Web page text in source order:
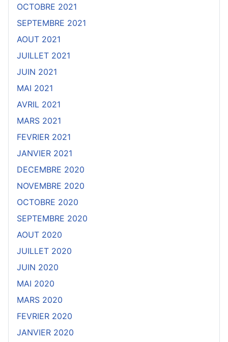
OCTOBRE 2021
SEPTEMBRE 2021
AOUT 2021
JUILLET 2021
JUIN 2021
MAI 2021
AVRIL 2021
MARS 2021
FEVRIER 2021
JANVIER 2021
DECEMBRE 2020
NOVEMBRE 2020
OCTOBRE 2020
SEPTEMBRE 2020
AOUT 2020
JUILLET 2020
JUIN 2020
MAI 2020
MARS 2020
FEVRIER 2020
JANVIER 2020